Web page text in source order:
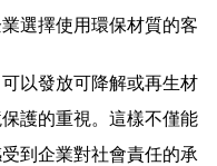
選擇使用環保材質的客
以發放可降解或再生材
護的重視。這樣不僅能
到企業對社會責任的承